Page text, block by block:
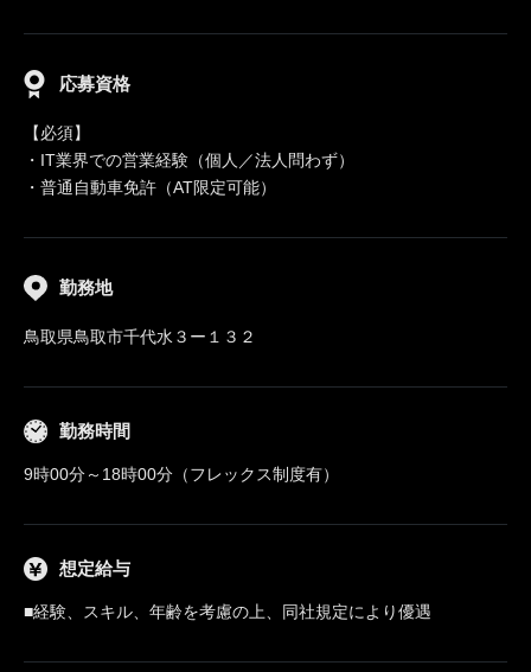
応募資格
【必須】
・IT業界での営業経験（個人／法人問わず）
・普通自動車免許（AT限定可能）
勤務地
鳥取県鳥取市千代水３ー１３２
勤務時間
9時00分～18時00分（フレックス制度有）
想定給与
■経験、スキル、年齢を考慮の上、同社規定により優遇